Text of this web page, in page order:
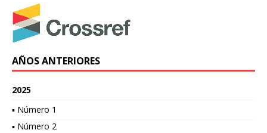
AÑOS ANTERIORES
2025
▪ Número 1
▪ Número 2